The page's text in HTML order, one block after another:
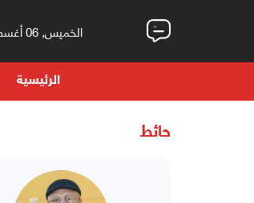
الخميس, 06 أغسطس, 2026 09:21 صباحاً
الرئيسية
حائط